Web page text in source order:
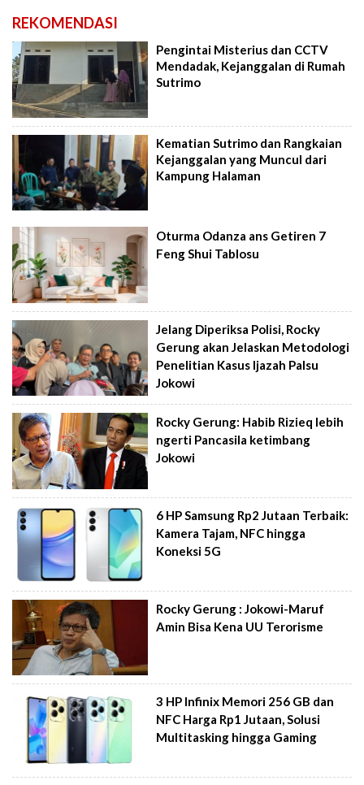
REKOMENDASI
Pengintai Misterius dan CCTV
Mendadak, Kejanggalan di Rumah
Sutrimo
Kematian Sutrimo dan Rangkaian
Kejanggalan yang Muncul dari
Kampung Halaman
Oturma Odanza ans Getiren 7
Feng Shui Tablosu
Jelang Diperiksa Polisi, Rocky
Gerung akan Jelaskan Metodologi
Penelitian Kasus Ijazah Palsu
Jokowi
Rocky Gerung: Habib Rizieq lebih
ngerti Pancasila ketimbang
Jokowi
6 HP Samsung Rp2 Jutaan Terbaik:
Kamera Tajam, NFC hingga
Koneksi 5G
Rocky Gerung : Jokowi-Maruf
Amin Bisa Kena UU Terorisme
3 HP Infinix Memori 256 GB dan
NFC Harga Rp1 Jutaan, Solusi
Multitasking hingga Gaming